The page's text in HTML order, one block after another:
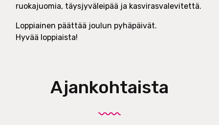
ruokajuomia, täysjyväleipää ja kasvirasvalevitettä.
Loppiainen päättää joulun pyhäpäivät.
Hyvää loppiaista!
Ajankohtaista